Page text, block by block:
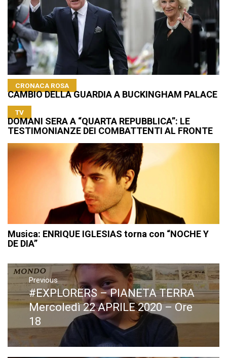
CRONACA ROSA
CAMBIO DELLA GUARDIA A BUCKINGHAM PALACE
TV
DOMANI SERA A “QUARTA REPUBBLICA”: LE
TESTIMONIANZE DEI COMBATTENTI AL FRONTE
Musica: ENRIQUE IGLESIAS torna con “NOCHE Y
DE DIA”
Navigazione
articoli
Previous
Previous
post:
#EXPLORERS – PIANETA TERRA
Mercoledì 22 APRILE 2020 – Ore
18